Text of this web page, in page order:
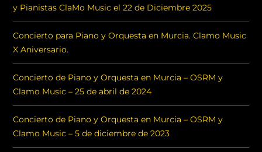
y Pianistas ClaMo Music el 22 de Diciembre 2025
Concierto para Piano y Orquesta en Murcia. Clamo Music
X Aniversario.
Concierto de Piano y Orquesta en Murcia – OSRM y
Clamo Music – 25 de abril de 2024
Concierto de Piano y Orquesta en Murcia – OSRM y
Clamo Music – 5 de diciembre de 2023